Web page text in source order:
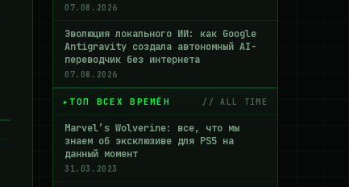
07.08.2026
Эволюция локального ИИ: как Google
Antigravity создала автономный AI-
переводчик без интернета
07.08.2026
ТОП ВСЕХ ВРЕМЁН // ALL TIME
Marvel’s Wolverine: все, что мы
знаем об эксклюзиве для PS5 на
данный момент
31.03.2023